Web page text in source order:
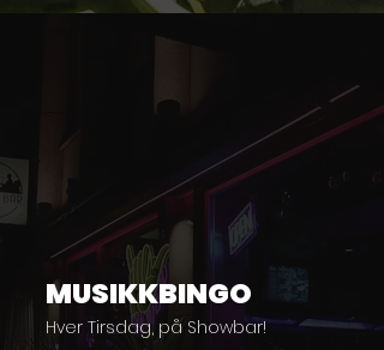
MUSIKKBINGO
Hver Tirsdag, på Showbar!